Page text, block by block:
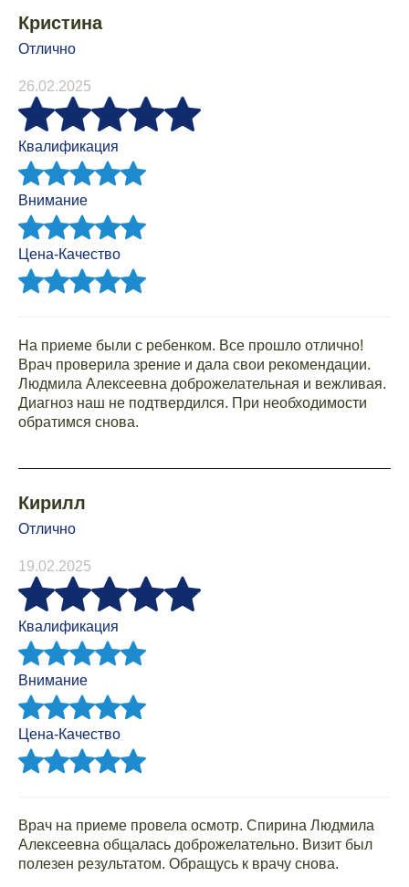
Кристина
Отлично
26.02.2025
Квалификация
Внимание
Цена-Качество
На приеме были с ребенком. Все прошло отлично!
Врач проверила зрение и дала свои рекомендации.
Людмила Алексеевна доброжелательная и вежливая.
Диагноз наш не подтвердился. При необходимости
обратимся снова.
Кирилл
Отлично
19.02.2025
Квалификация
Внимание
Цена-Качество
Врач на приеме провела осмотр. Спирина Людмила
Алексеевна общалась доброжелательно. Визит был
полезен результатом. Обращусь к врачу снова.